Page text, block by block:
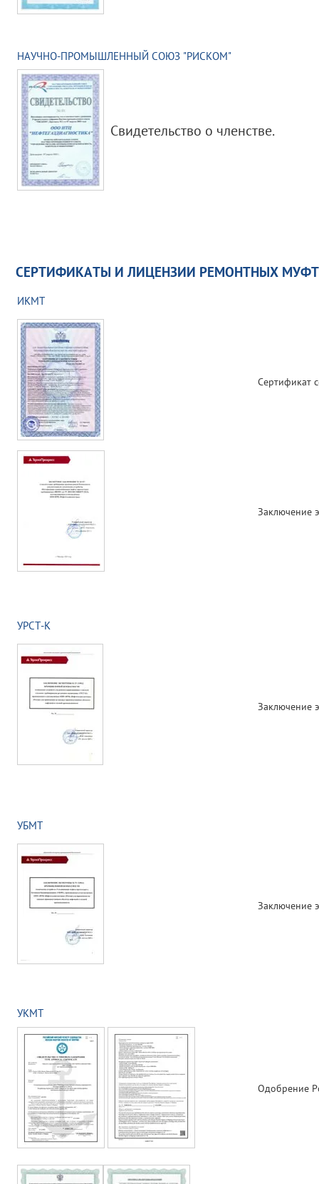
НАУЧНО-ПРОМЫШЛЕННЫЙ СОЮЗ "РИСКОМ"
Свидетельство о членстве.
СЕРТИФИКАТЫ И ЛИЦЕНЗИИ РЕМОНТНЫХ МУФТ
ИКМТ
Сертификат
Заключение
УРСТ-К
Заключение
УБМТ
Заключение
УКМТ
Одобрение